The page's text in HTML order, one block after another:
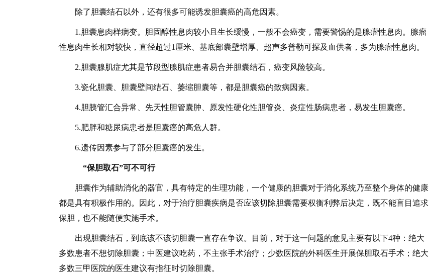
除了胆囊结石以外，还有很多可能诱发胆囊癌的高危因素。
1.胆囊息肉样病变。胆固醇性息肉较小且生长缓慢，一般不会癌变，需要警惕的是腺瘤性息肉。腺瘤
性息肉生长相对较快，直径超过1厘米、基底部囊壁增厚、超声多普勒可探及血供者，多为腺瘤性息肉。
2.胆囊腺肌症尤其是节段型腺肌症患者易合并胆囊结石，癌变风险较高。
3.瓷化胆囊、胆囊壁间结石、萎缩胆囊等，都是胆囊癌的致病因素。
4.胆胰管汇合异常、先天性胆管囊肿、原发性硬化性胆管炎、炎症性肠病患者，易发生胆囊癌。
5.肥胖和糖尿病患者是胆囊癌的高危人群。
6.遗传因素参与了部分胆囊癌的发生。
“保胆取石”可不可行
胆囊作为辅助消化的器官，具有特定的生理功能，一个健康的胆囊对于消化系统乃至整个身体的健康
都是具有积极作用的。因此，对于治疗胆囊疾病是否应该切除胆囊需要权衡利弊后决定，既不能盲目追求
保胆，也不能随便实施手术。
出现胆囊结石，到底该不该切胆囊一直存在争议。目前，对于这一问题的意见主要有以下4种：绝大
多数患者不想切除胆囊；中医建议吃药，不主张手术治疗；少数医院的外科医生开展保胆取石手术；绝大
多数三甲医院的医生建议有指征时切除胆囊。